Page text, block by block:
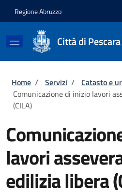
Regione Abruzzo
Città di Pescara
Briciole di pane
Home / Servizi / Catasto e
Comunicazione di inizio lavori
(CILA)
lavori
edilizia libera